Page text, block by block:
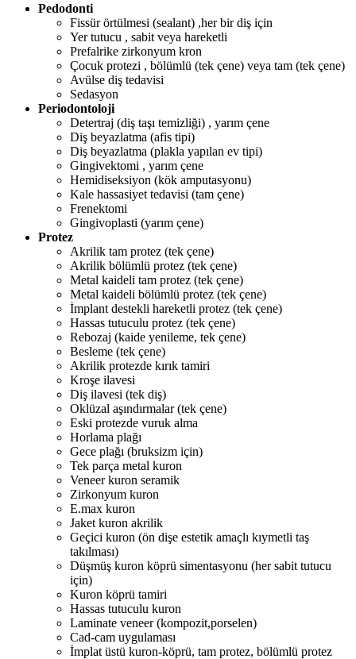
Pedodonti
Fissür örtülmesi (sealant) ,her bir diş için
Yer tutucu , sabit veya hareketli
Prefalrike zirkonyum kron
Çocuk protezi , bölümlü (tek çene) veya tam (tek çene)
Avülse diş tedavisi
Sedasyon
Periodontoloji
Detertraj (diş taşı temizliği) , yarım çene
Diş beyazlatma (afis tipi)
Diş beyazlatma (plakla yapılan ev tipi)
Gingivektomi , yarım çene
Hemidiseksiyon (kök amputasyonu)
Kale hassasiyet tedavisi (tam çene)
Frenektomi
Gingivoplasti (yarım çene)
Protez
Akrilik tam protez (tek çene)
Akrilik bölümlü protez (tek çene)
Metal kaideli tam protez (tek çene)
Metal kaideli bölümlü protez (tek çene)
İmplant destekli hareketli protez (tek çene)
Hassas tutuculu protez (tek çene)
Rebozaj (kaide yenileme, tek çene)
Besleme (tek çene)
Akrilik protezde kırık tamiri
Kroşe ilavesi
Diş ilavesi (tek diş)
Oklüzal aşındırmalar (tek çene)
Eski protezde vuruk alma
Horlama plağı
Gece plağı (bruksizm için)
Tek parça metal kuron
Veneer kuron seramik
Zirkonyum kuron
E.max kuron
Jaket kuron akrilik
Geçici kuron (ön dişe estetik amaçlı kıymetli taş
takılması)
Düşmüş kuron köprü simentasyonu (her sabit tutucu
için)
Kuron köprü tamiri
Hassas tutuculu kuron
Laminate veneer (kompozit,porselen)
Cad-cam uygulaması
İmplat üstü kuron-köprü, tam protez, bölümlü protez